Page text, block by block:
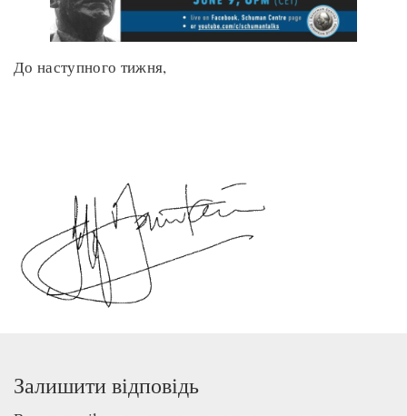
До наступного тижня,
Залишити відповідь